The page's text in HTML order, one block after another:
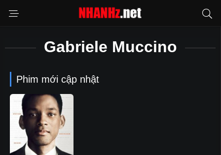
Gabriele Muccino
Phim mới cập nhật